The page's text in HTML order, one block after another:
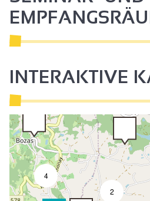
INTERAKTIVE
4
2